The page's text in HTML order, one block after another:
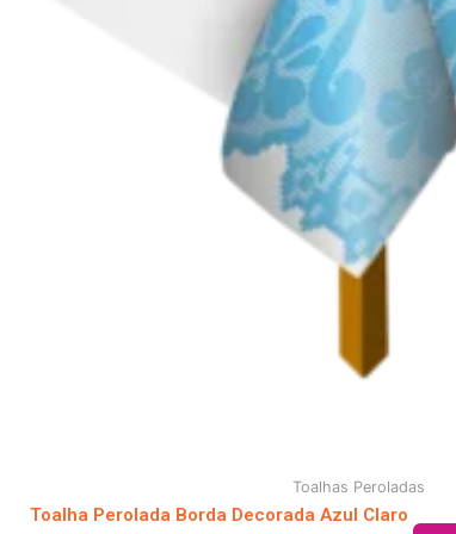
Toalhas Peroladas
Toalha Perolada Borda Decorada Azul Claro